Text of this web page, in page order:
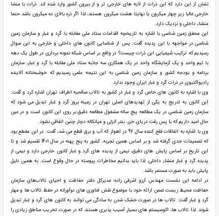
نشان از این دارد که این ذرات از لایه های خارجی تر و از بیرون کشور وارد شده اند. ذرات با منشا
خارجی غالبا زیر چهار میکرون یا نهایتا هشت میکرون هستند، لذا اگر ذره بالای ده میکرون باشد حتما
منشاء داخلی و نزدیک دارد.
این محقق زمین شناسی با اشاره به تاریخچه اقدامات ستاد ملی مقابله با گرد و غبار و سازمان زمین
شناسی در مواجهه با این پدیده گفت: پس از شناسایی کانون های داخلی و خارجی به این سوال
رسیدیم که ترکیب شیمیایی این ذرات چیست؟ در واقع بر اساس شبکه نمونه برداری در طول یک دهه
با تیم واحد و یک آزمایشگاه واحد در یک همکاری سه جانبه ستاد ملی مقابله با گرد و غبار، سازمان
برنامه و بودجه کشور و سازمان زمین شناسی به این نتیجه علمی رسیدیم که خوشبختانه آلاینده
رادیواکتیوی در ذرات گرد و غبار ایران وجود ندارد.
وی با اشاره به کانون های خاص گرد و غبار در کشور به تالاب صالحیه اطراف تهران اشاره کرد و گفت:
این کانون به تدریج به یکی از تهدیدهای اصلی تهران در زمینه بروز گرد و غبار تبدیل می شود که
سازمان زمین شناسی در یک مطالعه پنج ساله مشغول مطالعه دقیق بر روی این کانون است و در عین
حال امید داریم که با پس رفت دریای خزر، بندر انزلی و میانکاله دچار چنین اتفاقی نشود.
وی با اشاره به اتفاقات فلج کننده سال 97 در اهواز که آب و برق قطع می شد، گفت: در این مقطع بود
که تصمیمات جدی گرفته شد و بر اساس همین تجربه، کشور به پنج پهنه در سال 1401 تقسیم شد و تا
این تاریخ بر اساس پایش های دقیق، نیمی از پدیده های گرد و غبار کانون خارجی دارد و نیمی از
پدیده گرد و غبار منشاء داخلی. لذا باید بدانیم مخاطرات پیوسته در حال وقوع است. به همین دلیل
پایش باید به صورت مستمر باشد.
در ادامه این نشست مهندس آرزو اشرفی زاده؛ مدیرکل دفتر حفاظت و احیای تالاب‌های سازمان
حفاظت محیط زیست ضمن ارائه خود با موضوع نقش فناوری های نوآورانه در حفظ تالاب ها و مهار
گرد و غبار گفت: تالاب ها در صورت خشک شدن به سادگی می توانند به کانون های گرد و غبار تبدیل
شوند. لذا تالاب ها، اکوسیستم های بسیار آسیب پذیری هستند که در صورت تخریب مناطق زیادی را